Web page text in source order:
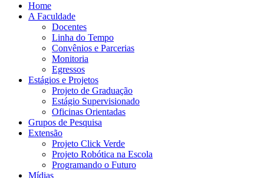
Home
A Faculdade
Docentes
Linha do Tempo
Convênios e Parcerias
Monitoria
Egressos
Estágios e Projetos
Projeto de Graduação
Estágio Supervisionado
Oficinas Orientadas
Grupos de Pesquisa
Extensão
Projeto Click Verde
Projeto Robótica na Escola
Programando o Futuro
Mídias